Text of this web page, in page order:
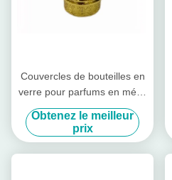
Couvercles de bouteilles en
verre pour parfums en métal
en forme de dôme
Obtenez le meilleur
prix